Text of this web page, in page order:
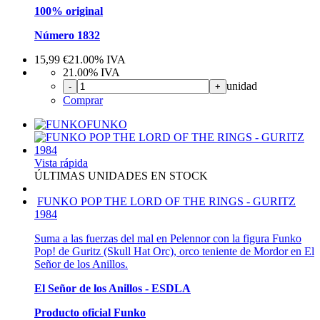
100% original
Número 1832
15,99 €21.00% IVA
21.00% IVA
- + unidad
Comprar
FUNKO
Vista rápida
ÚLTIMAS UNIDADES EN STOCK
FUNKO POP THE LORD OF THE RINGS - GURITZ
1984
Suma a las fuerzas del mal en Pelennor con la figura Funko
Pop! de Guritz (Skull Hat Orc), orco teniente de Mordor en El
Señor de los Anillos.
El Señor de los Anillos - ESDLA
Producto oficial Funko